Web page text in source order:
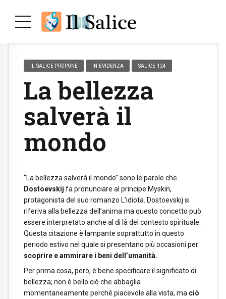
IL SALICE PROPONE IN EVIDENZA SALICE 124
La bellezza
salverà il
mondo
“La bellezza salverà il mondo” sono le parole che
Dostoevskij fa pronunciare al principe Myskin,
protagonista del suo romanzo L’idiota. Dostoevskij si
riferiva alla bellezza dell’anima ma questo concetto può
essere interpretato anche al di là del contesto spirituale.
Questa citazione è lampante soprattutto in questo
periodo estivo nel quale si presentano più occasioni per
scoprire e ammirare i beni dell’umanità.
Per prima cosa, però, è bene specificare il significato di
bellezza; non è bello ciò che abbaglia
momentaneamente perché piacevole alla vista, ma ciò